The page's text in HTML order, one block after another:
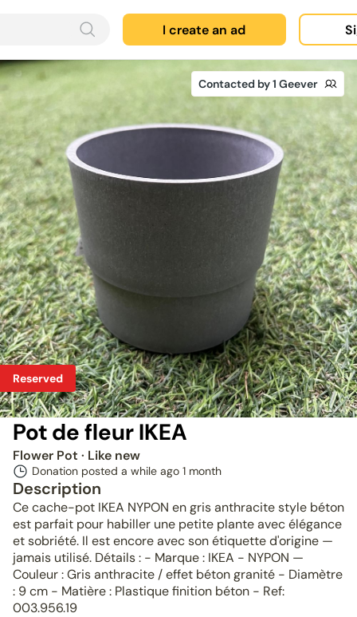
I create an ad
Contacted by 1 Geever
Reserved
Pot de fleur IKEA
Flower Pot · Like new
Donation posted a while ago 1 month
Description
Ce cache-pot IKEA NYPON en gris anthracite style béton
est parfait pour habiller une petite plante avec élégance
et sobriété. Il est encore avec son étiquette d'origine —
jamais utilisé. Détails : - Marque : IKEA - NYPON —
Couleur : Gris anthracite / effet béton granité - Diamètre
: 9 cm - Matière : Plastique finition béton - Ref:
003.956.19